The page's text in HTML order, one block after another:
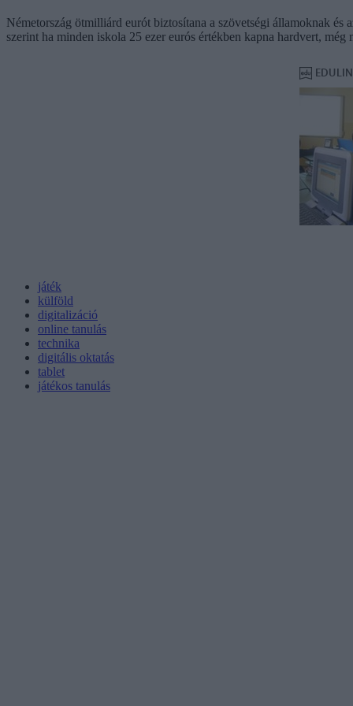
Németország ötmilliárd eurót biztosítana a szövetségi államoknak
szerint ha minden iskola 25 ezer eurós értékben kapna hardvert,
játék
külföld
digitalizáció
online tanulás
technika
digitális oktatás
tablet
játékos tanulás